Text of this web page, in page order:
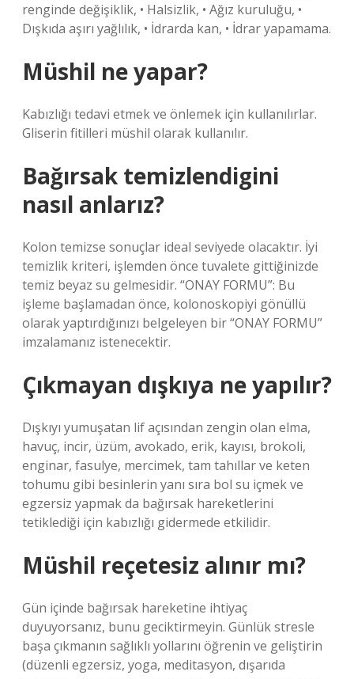
renginde değişiklik, • Halsizlik, • Ağız kuruluğu, •
Dışkıda aşırı yağlılık, • İdrarda kan, • İdrar yapamama.
Müshil ne yapar?
Kabızlığı tedavi etmek ve önlemek için kullanılırlar.
Gliserin fitilleri müshil olarak kullanılır.
Bağırsak temizlendigini
nasıl anlarız?
Kolon temizse sonuçlar ideal seviyede olacaktır. İyi
temizlik kriteri, işlemden önce tuvalete gittiğinizde
temiz beyaz su gelmesidir. “ONAY FORMU”: Bu
işleme başlamadan önce, kolonoskopiyi gönüllü
olarak yaptırdığınızı belgeleyen bir “ONAY FORMU”
imzalamanız istenecektir.
Çıkmayan dışkıya ne yapılır?
Dışkıyı yumuşatan lif açısından zengin olan elma,
havuç, incir, üzüm, avokado, erik, kayısı, brokoli,
enginar, fasulye, mercimek, tam tahıllar ve keten
tohumu gibi besinlerin yanı sıra bol su içmek ve
egzersiz yapmak da bağırsak hareketlerini
tetiklediği için kabızlığı gidermede etkilidir.
Müshil reçetesiz alınır mı?
Gün içinde bağırsak hareketine ihtiyaç
duyuyorsanız, bunu geciktirmeyin. Günlük stresle
başa çıkmanın sağlıklı yollarını öğrenin ve geliştirin
(düzenli egzersiz, yoga, meditasyon, dışarıda